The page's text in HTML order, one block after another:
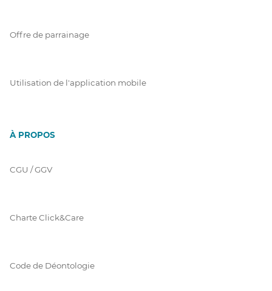
Offre de parrainage
Utilisation de l'application mobile
À PROPOS
CGU / GGV
Charte Click&Care
Code de Déontologie